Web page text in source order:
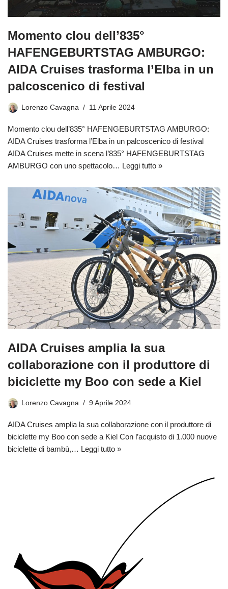
Momento clou dell’835°
HAFENGEBURTSTAG AMBURGO:
AIDA Cruises trasforma l’Elba in un
palcoscenico di festival
Lorenzo Cavagna 11 Aprile 2024
Momento clou dell’835° HAFENGEBURTSTAG AMBURGO:
AIDA Cruises trasforma l’Elba in un palcoscenico di festival
AIDA Cruises mette in scena l’835° HAFENGEBURTSTAG
AMBURGO con uno spettacolo… Leggi tutto »
AIDA Cruises amplia la sua
collaborazione con il produttore di
biciclette my Boo con sede a Kiel
Lorenzo Cavagna 9 Aprile 2024
AIDA Cruises amplia la sua collaborazione con il produttore di
biciclette my Boo con sede a Kiel Con l’acquisto di 1.000 nuove
biciclette di bambù,… Leggi tutto »